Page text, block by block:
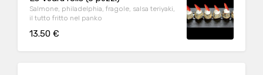
Salmone, philadelphia, fragole, salsa teriyaki,
il tutto fritto nel panko
13.50 €